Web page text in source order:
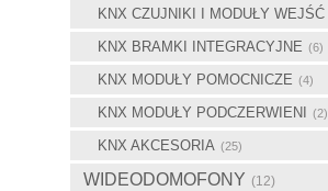
KNX CZUJNIKI I MODUŁY WEJŚĆ
KNX BRAMKI INTEGRACYJNE (6)
KNX MODUŁY POMOCNICZE (4)
KNX MODUŁY PODCZERWIENI (2)
KNX AKCESORIA (25)
WIDEODOMOFONY (12)